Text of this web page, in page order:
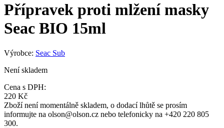
Přípravek proti mlžení masky
Seac BIO 15ml
Výrobce: Seac Sub
Není skladem
Cena s DPH:
220 Kč
Zboží není momentálně skladem, o dodací lhůtě se prosím
informujte na olson@olson.cz nebo telefonicky na +420 220 805
300.